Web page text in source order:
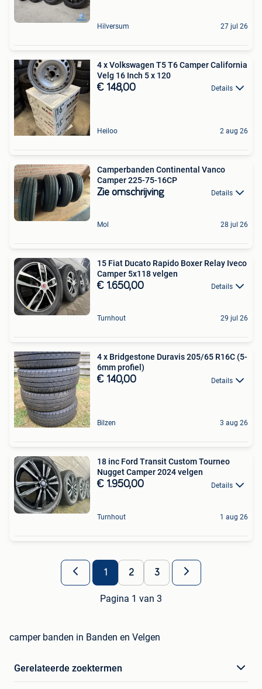
Hilversum 27 jul 26
4 x Volkswagen T5 T6 Camper California
Velg 16 Inch 5 x 120
€ 148,00 Details
Heiloo 2 aug 26
Camperbanden Continental Vanco
Camper 225-75-16CP
Zie omschrijving Details
Mol 28 jul 26
15 Fiat Ducato Rapido Boxer Relay Iveco
Camper 5x118 velgen
€ 1.650,00 Details
Turnhout 29 jul 26
4 x Bridgestone Duravis 205/65 R16C (5-
6mm profiel)
€ 140,00 Details
Bilzen 3 aug 26
18 inc Ford Transit Custom Tourneo
Nugget Camper 2024 velgen
€ 1.950,00 Details
Turnhout 1 aug 26
1 2 3
Pagina 1 van 3
camper banden in Banden en Velgen
Gerelateerde zoektermen